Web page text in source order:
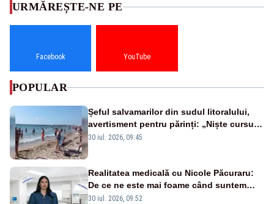
URMĂREȘTE-NE PE
Facebook YouTube
POPULAR
Șeful salvamarilor din sudul litoralului,
avertisment pentru părinți: „Niște cursuri
de înot la piscină nu sunt suficiente”
30 iul. 2026, 09:45
Realitatea medicală cu Nicole Păcuraru:
De ce ne este mai foame când suntem
obosiți?
30 iul. 2026, 09:52